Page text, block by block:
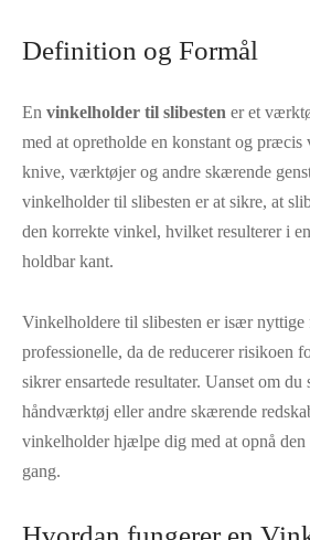
Definition og Formål
En vinkelholder til slibesten er et
med at opretholde en konstant og præcis
knive, værktøjer og andre skærende
vinkelholder til slibesten er at sikre, at
den korrekte vinkel, hvilket resulterer i
holdbar kant.
Vinkelholdere til slibesten er især nyttige
professionelle, da de reducerer risikoen
sikrer ensartede resultater. Uanset om
håndværktøj eller andre skærende
vinkelholder hjælpe dig med at opnå den
gang.